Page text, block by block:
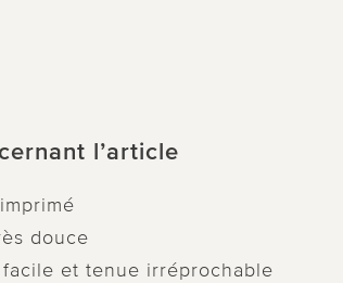
l’article
douce
et tenue irréprochable